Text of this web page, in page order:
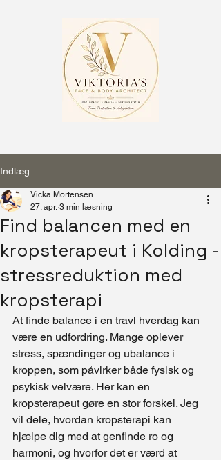
Indlæg
Find balancen med en
kropsterapeut i Kolding -
stressreduktion med
kropsterapi
Vicka Mortensen
27. apr. 3 min læsning
At finde balance i en travl hverdag kan
være en udfordring. Mange oplever
stress, spændinger og ubalance i
kroppen, som påvirker både fysisk og
psykisk velvære. Her kan en
kropsterapeut gøre en stor forskel. Jeg
vil dele, hvordan kropsterapi kan
hjælpe dig med at genfinde ro og
harmoni, og hvorfor det er værd at